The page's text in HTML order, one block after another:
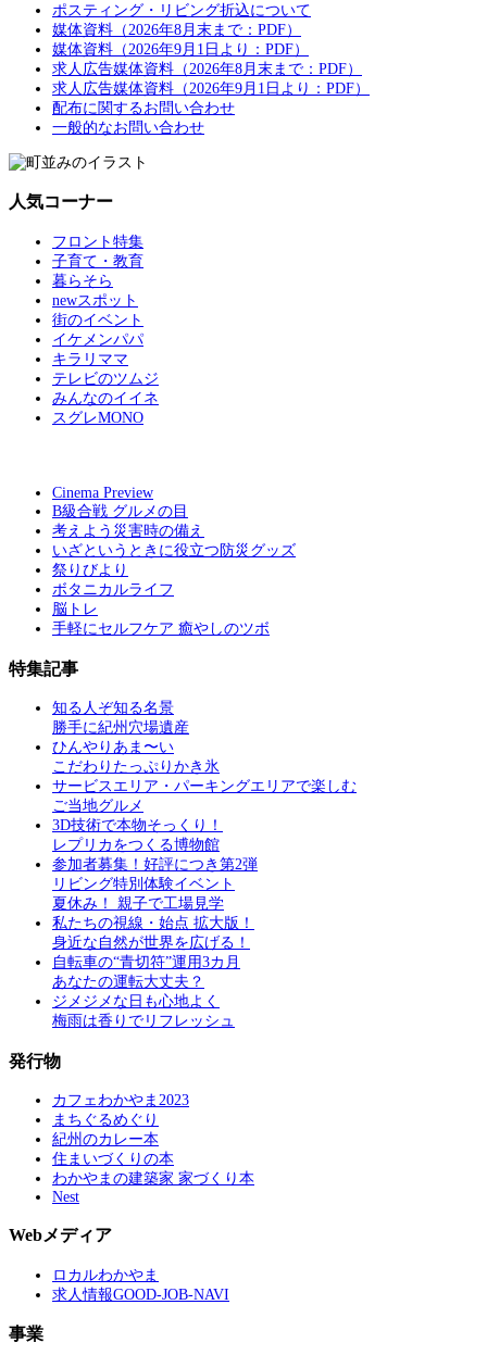
ポスティング・リビング折込について
媒体資料（2026年8月末まで：PDF）
媒体資料（2026年9月1日より：PDF）
求人広告媒体資料（2026年8月末まで：PDF）
求人広告媒体資料（2026年9月1日より：PDF）
配布に関するお問い合わせ
一般的なお問い合わせ
人気コーナー
フロント特集
子育て・教育
暮らそら
newスポット
街のイベント
イケメンパパ
キラリママ
テレビのツムジ
みんなのイイネ
スグレMONO
Cinema Preview
B級合戦 グルメの目
考えよう災害時の備え
いざというときに役立つ防災グッズ
祭りびより
ボタニカルライフ
脳トレ
手軽にセルフケア 癒やしのツボ
特集記事
知る人ぞ知る名景
勝手に紀州穴場遺産
ひんやりあま〜い
こだわりたっぷりかき氷
サービスエリア・パーキングエリアで楽しむ
ご当地グルメ
3D技術で本物そっくり！
レプリカをつくる博物館
参加者募集！好評につき第2弾
リビング特別体験イベント
夏休み！ 親子で工場見学
私たちの視線・始点 拡大版！
身近な自然が世界を広げる！
自転車の“青切符”運用3カ月
あなたの運転大丈夫？
ジメジメな日も心地よく
梅雨は香りでリフレッシュ
発行物
カフェわかやま2023
まちぐるめぐり
紀州のカレー本
住まいづくりの本
わかやまの建築家 家づくり本
Nest
Webメディア
ロカルわかやま
求人情報GOOD-JOB-NAVI
事業